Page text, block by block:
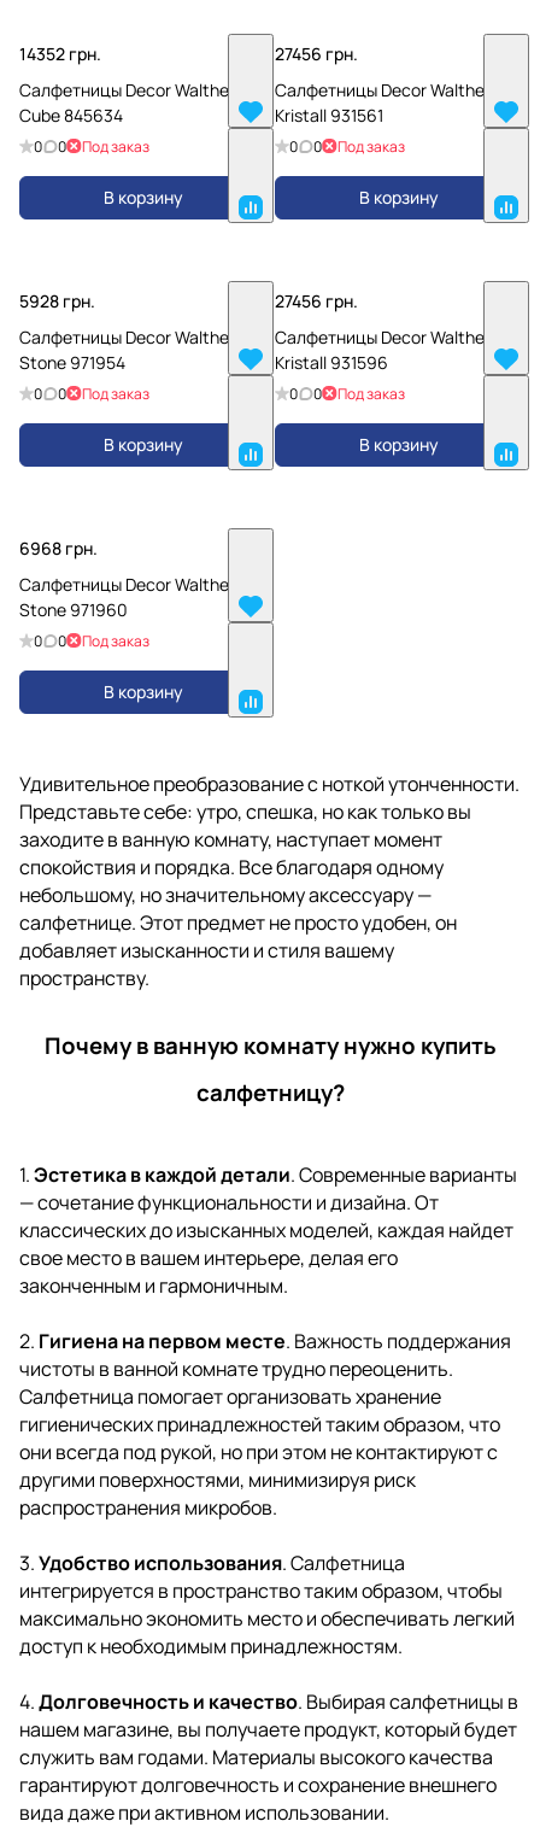
14352 грн.
Салфетницы Decor Walther
Cube 845634
0 0 Под заказ
В корзину
27456 грн.
Салфетницы Decor Walther
Kristall 931561
0 0 Под заказ
В корзину
5928 грн.
Салфетницы Decor Walther
Stone 971954
0 0 Под заказ
В корзину
27456 грн.
Салфетницы Decor Walther
Kristall 931596
0 0 Под заказ
В корзину
6968 грн.
Салфетницы Decor Walther
Stone 971960
0 0 Под заказ
В корзину
Удивительное преобразование с ноткой утонченности.
Представьте себе: утро, спешка, но как только вы
заходите в ванную комнату, наступает момент
спокойствия и порядка. Все благодаря одному
небольшому, но значительному аксессуару —
салфетнице. Этот предмет не просто удобен, он
добавляет изысканности и стиля вашему
пространству.
Почему в ванную комнату нужно купить
салфетницу?
1.Эстетика в каждой детали. Современные варианты
— сочетание функциональности и дизайна. От
классических до изысканных моделей, каждая найдет
свое место в вашем интерьере, делая его
законченным и гармоничным.
2. Гигиена на первом месте. Важность поддержания
чистоты в ванной комнате трудно переоценить.
Салфетница помогает организоватьхранение
гигиенических принадлежностейтаким образом, что
они всегда под рукой, но при этом не контактируют с
другими поверхностями, минимизируя риск
распространения микробов.
3.Удобство использования. Салфетница
интегрируется в пространство таким образом, чтобы
максимально экономить место и обеспечивать легкий
доступ к необходимым принадлежностям.
4.Долговечность и качество. Выбирая салфетницы в
нашем магазине, вы получаете продукт, который будет
служить вам годами. Материалы высокого качества
гарантируют долговечность и сохранение внешнего
вида даже при активном использовании.